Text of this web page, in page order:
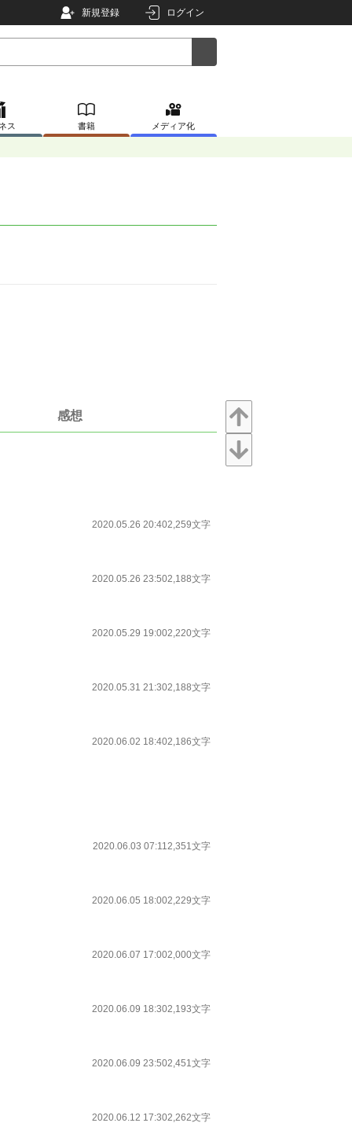
新規登録 ログイン
ス 書籍 メディア化
感想
2020.05.26 20:402,259文字
2020.05.26 23:502,188文字
2020.05.29 19:002,220文字
2020.05.31 21:302,188文字
2020.06.02 18:402,186文字
2020.06.03 07:112,351文字
2020.06.05 18:002,229文字
2020.06.07 17:002,000文字
2020.06.09 18:302,193文字
2020.06.09 23:502,451文字
2020.06.12 17:302,262文字